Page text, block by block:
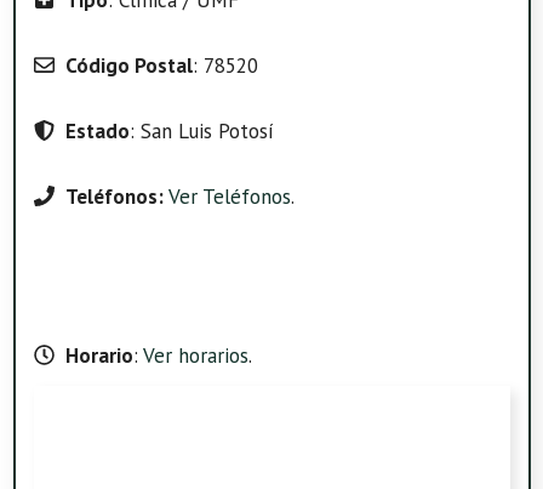
Código Postal: 78520
Estado: San Luis Potosí
Teléfonos:Ver Teléfonos.
Horario: Ver horarios.